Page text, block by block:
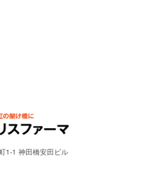
1-1 神田橋安田ビル